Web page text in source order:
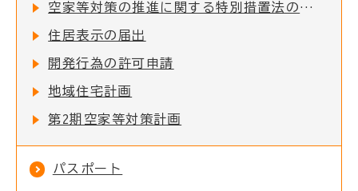
空家等対策の推進に関する特別措置法の一部改正する法律が令和5年12月13日より施行されました。
住居表示の届出
開発行為の許可申請
地域住宅計画
第2期空家等対策計画
パスポート